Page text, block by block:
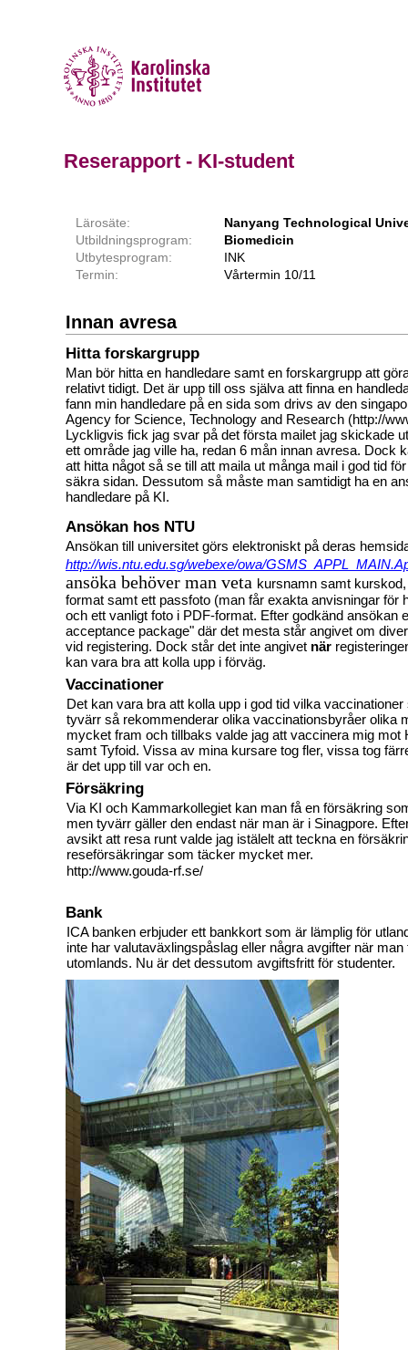
Reserapport - KI-student
Lärosäte:
Nanyang Technological
Utbildningsprogram:
Biomedicin
Utbytesprogram:
INK
Termin:
Vårtermin 10/11
Innan avresa
Hitta forskargrupp
Man bör hitta en handledare samt en forskargrupp att
relativt tidigt. Det är upp till oss själva att finna en
fann min handledare på en sida som drivs av den
Agency for Science, Technology and Research (http://
Lyckligvis fick jag svar på det första mailet jag skickade
ett område jag ville ha, redan 6 mån innan avresa. Dock
att hitta något så se till att maila ut många mail i god tid
säkra sidan. Dessutom så måste man samtidigt ha en
handledare på KI.
Ansökan hos NTU
Ansökan till universitet görs elektroniskt på deras
http://wis.ntu.edu.sg/webexe/owa/
ansöka behöver man veta kursnamn samt
format samt ett passfoto (man får exakta anvisningar för
och ett vanligt foto i PDF-format. Efter godkänd ansökan
acceptance package" där det mesta står angivet om
vid registering. Dock står det inte angivet när
kan vara bra att kolla upp i förväg.
Vaccinationer
Det kan vara bra att kolla upp i god tid vilka
tyvärr så rekommenderar olika vaccinationsbyråer olika
mycket fram och tillbaks valde jag att vaccinera mig mot
samt Tyfoid. Vissa av mina kursare tog fler, vissa tog
är det upp till var och en.
Försäkring
Via KI och Kammarkollegiet kan man få en försäkring
men tyvärr gäller den endast när man är i Sinagpore.
avsikt att resa runt valde jag istälelt att teckna en
reseförsäkringar som täcker mycket mer.
http://www.gouda-rf.se/
Bank
ICA banken erbjuder ett bankkort som är lämplig för
inte har valutaväxlingspåslag eller några avgifter när man
utomlands. Nu är det dessutom avgiftsfritt för studenter.